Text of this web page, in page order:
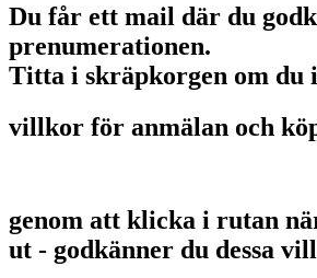
Du får ett mail där du
prenumerationen.
Titta i skräpkorgen om du
villkor för anmälan och
genom att klicka i rutan
ut - godkänner du dessa